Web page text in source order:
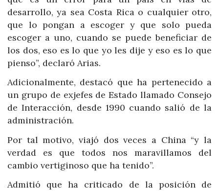
desarrollo, ya sea Costa Rica o cualquier otro,
que lo pongan a escoger y que solo pueda
escoger a uno, cuando se puede beneficiar de
los dos, eso es lo que yo les dije y eso es lo que
pienso”, declaró Arias.
Adicionalmente, destacó que ha pertenecido a
un grupo de exjefes de Estado llamado Consejo
de Interacción, desde 1990 cuando salió de la
administración.
Por tal motivo, viajó dos veces a China “y la
verdad es que todos nos maravillamos del
cambio vertiginoso que ha tenido”.
Admitió que ha criticado de la posición de